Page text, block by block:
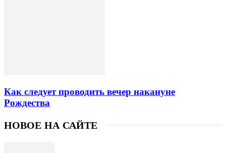
Как следует проводить вечер накануне
Рождества
НОВОЕ НА САЙТЕ